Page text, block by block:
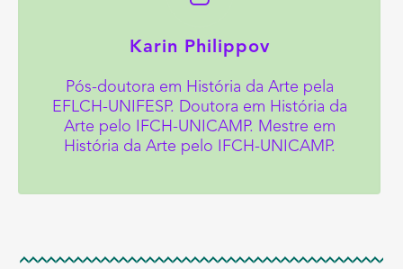
Karin Philippov
Pós-doutora em História da Arte pela
EFLCH-UNIFESP. Doutora em História da
Arte pelo IFCH-UNICAMP. Mestre em
História da Arte pelo IFCH-UNICAMP.